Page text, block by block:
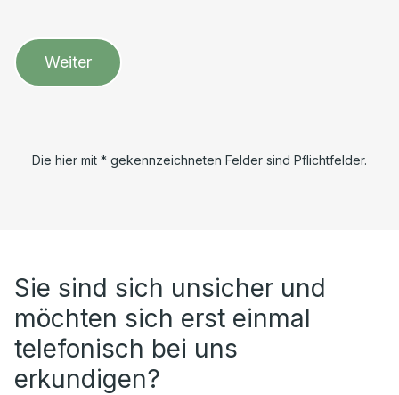
Weiter
Die hier mit * gekennzeichneten Felder sind Pflichtfelder.
Sie sind sich unsicher und
möchten sich erst einmal
telefonisch bei uns
erkundigen?